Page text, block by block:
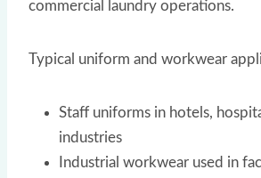
commercial laundry operations.
Typical uniform and workwear
Staff uniforms in hotels,
industries
Industrial workwear used in